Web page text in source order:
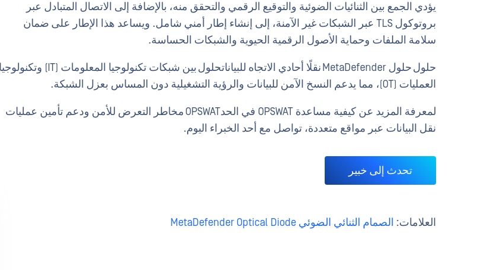
يؤدي الجمع بين الثنائيات الضوئية والتوقيع الرقمي والتحقق منه، بالإضافة إلى الاتصال المتبادل عبر
بروتوكول TLS عبر الشبكات غير الآمنة، إلى إنشاء إطار أمني شامل. ويساعد هذا الإطار على ضمان
سلامة الملفات وحماية الأصول الرقمية الحيوية والشبكات الحساسة.
حلول حلول MetaDefender نقلًا أحادي الاتجاه للبياناتحلول بين شبكات تكنولوجيا المعلومات (IT) وتكنولوجيا
العمليات (OT)، مما يدعم النسخ الآمن للبيانات والرؤية التشغيلية دون المساس بعزل الشبكة.
لمعرفة المزيد عن كيفية مساعدة OPSWAT في الحدOPSWAT مخاطر التعرض للأمن ودعم تأمين عمليات
نقل البيانات عبر مواقع متعددة، تواصل مع أحد الخبراء اليوم.
تحدث إلى خبير
العلامات: الصمام الثنائي الضوئي MetaDefender Optical Diode